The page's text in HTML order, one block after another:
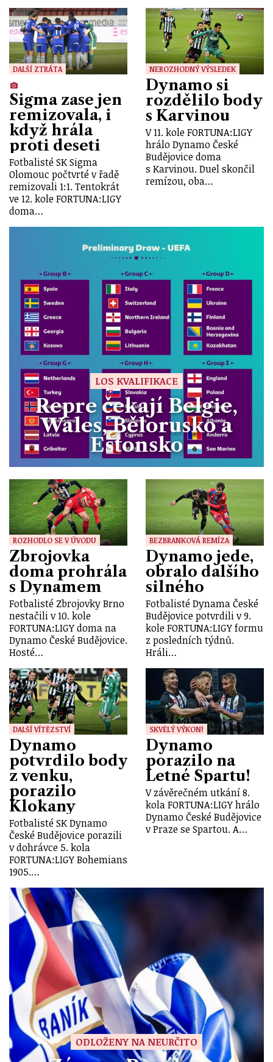
DALŠÍ ZTRÁTA
Sigma zase jen
remizovala, i
když hrála
proti deseti
Fotbalisté SK Sigma
Olomouc počtvrté v řadě
remizovali 1:1. Tentokrát
ve 12. kole FORTUNA:LIGY
doma…
NEROZHODNÝ VÝSLEDEK
Dynamo si
rozdělilo body
s Karvinou
V 11. kole FORTUNA:LIGY
hrálo Dynamo České
Budějovice doma
s Karvinou. Duel skončil
remízou, oba…
LOS KVALIFIKACE
Repre čekají Belgie,
Wales, Bělorusko a
Estonsko
ROZHODLO SE V ÚVODU
Zbrojovka
doma prohrála
s Dynamem
Fotbalisté Zbrojovky Brno
nestačili v 10. kole
FORTUNA:LIGY doma na
Dynamo České Budějovice.
Hosté…
BEZBRANKOVÁ REMÍZA
Dynamo jede,
obralo dalšího
silného
Fotbalisté Dynama České
Budějovice potvrdili v 9.
kole FORTUNA:LIGY formu
z posledních týdnů.
Hráli…
DALŠÍ VÍTĚZSTVÍ
Dynamo
potvrdilo body
z venku,
porazilo
Klokany
Fotbalisté SK Dynamo
České Budějovice porazili
v dohrávce 5. kola
FORTUNA:LIGY Bohemians
1905.…
SKVĚLÝ VÝKON!
Dynamo
porazilo na
Letné Spartu!
V závěrečném utkání 8.
kola FORTUNA:LIGY hrálo
Dynamo České Budějovice
v Praze se Spartou. A…
ODLOŽENY NA NEURČITO